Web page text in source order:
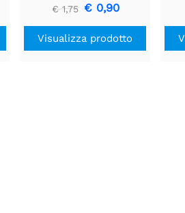
€ 1,75 € 0,90
Visualizza prodotto